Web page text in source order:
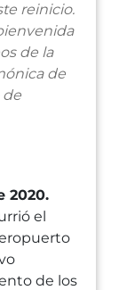
reinicio.
de la
de
de
2020.
el
de los